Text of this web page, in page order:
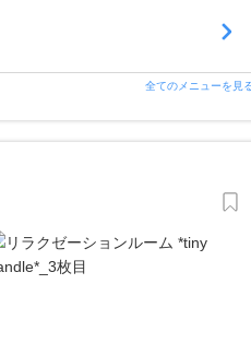
全てのメニューを見